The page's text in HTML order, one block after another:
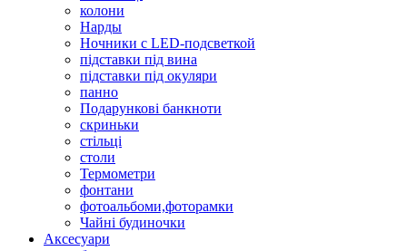
колони
Нарды
Ночники с LED-подсветкой
підставки під вина
підставки під окуляри
панно
Подарункові банкноти
скриньки
стільці
столи
Термометри
фонтани
фотоальбоми,фоторамки
Чайні будиночки
Аксесуари